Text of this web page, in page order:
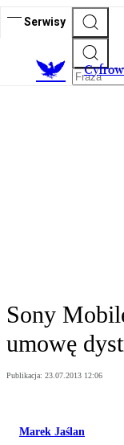
Serwisy
C
Sony
umowę
Publikacja: 23.07.2013 12:06
Marek Jaślan